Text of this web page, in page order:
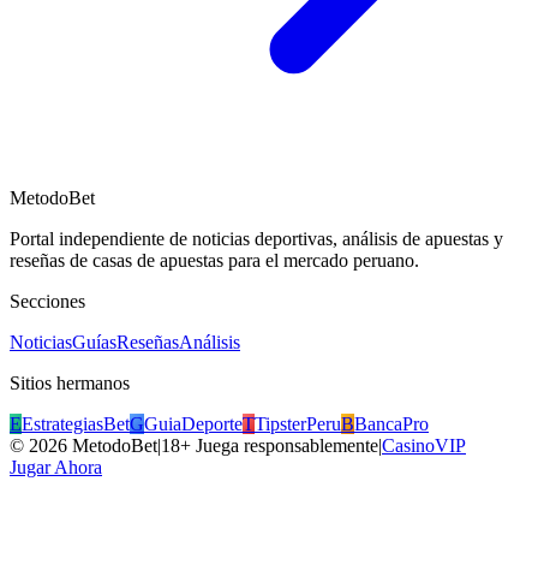
MetodoBet
Portal independiente de noticias deportivas, análisis de apuestas y
reseñas de casas de apuestas para el mercado peruano.
Secciones
NoticiasGuíasReseñasAnálisis
Sitios hermanos
EEstrategiasBetGGuiaDeporteTTipsterPeruBBancaPro
© 2026 MetodoBet|18+ Juega responsablemente|CasinoVIP
Jugar Ahora